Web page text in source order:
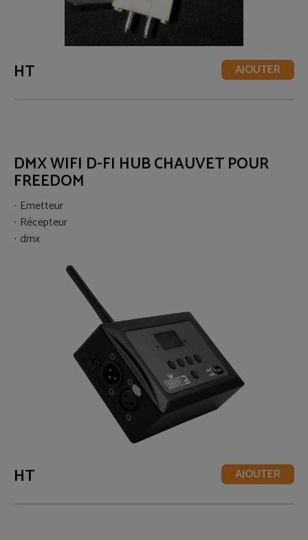
HT AJOUTER
DMX WIFI D-FI HUB CHAUVET POUR
FREEDOM
Emetteur
Récepteur
dmx
HT AJOUTER